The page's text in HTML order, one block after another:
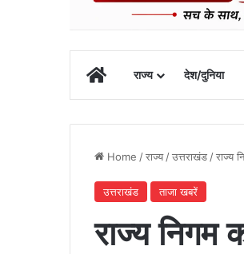
Homeराज्य देश/दुनिया
Home /राज्य /उत्तराखंड /राज्य
उत्तराखंड ताजा खबरें
राज्य निगम